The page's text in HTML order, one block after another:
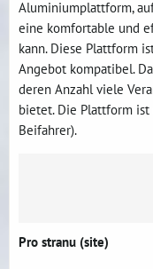
Aluminiumplattform,
eine komfortable und
kann. Diese Plattform
Angebot kompatibel.
deren Anzahl viele
bietet. Die Plattform
Beifahrer).
Pro stranu (site)